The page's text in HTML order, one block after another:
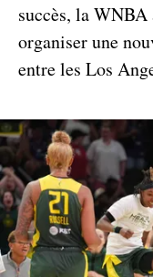
succès, la
organiser une
entre les Los